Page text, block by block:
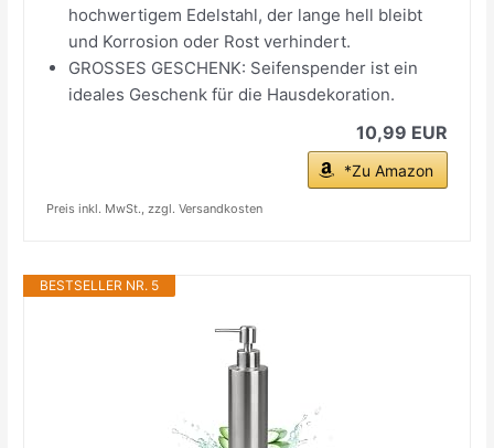
hochwertigem Edelstahl, der lange hell bleibt
und Korrosion oder Rost verhindert.
GROSSES GESCHENK: Seifenspender ist ein
ideales Geschenk für die Hausdekoration.
10,99 EUR
*Zu Amazon
Preis inkl. MwSt., zzgl. Versandkosten
BESTSELLER NR. 5